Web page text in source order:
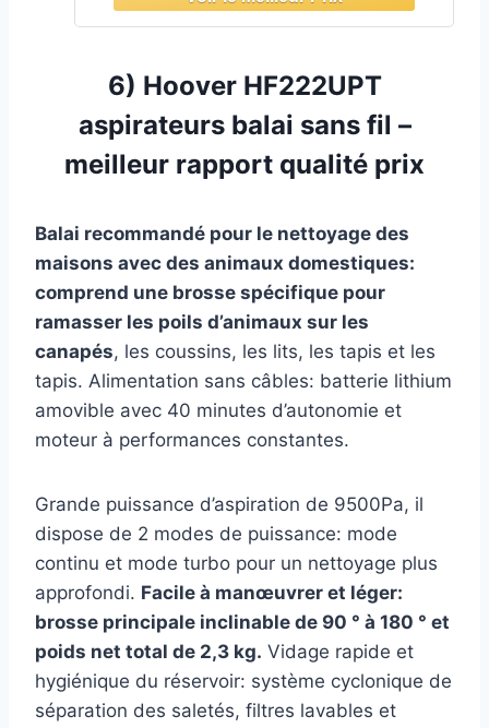
6) Hoover HF222UPT
aspirateurs balai sans fil –
meilleur rapport qualité prix
Balai recommandé pour le nettoyage des
maisons avec des animaux domestiques:
comprend une brosse spécifique pour
ramasser les poils d’animaux sur les
canapés, les coussins, les lits, les tapis et les
tapis. Alimentation sans câbles: batterie lithium
amovible avec 40 minutes d’autonomie et
moteur à performances constantes.
Grande puissance d’aspiration de 9500Pa, il
dispose de 2 modes de puissance: mode
continu et mode turbo pour un nettoyage plus
approfondi. Facile à manœuvrer et léger:
brosse principale inclinable de 90 ° à 180 ° et
poids net total de 2,3 kg. Vidage rapide et
hygiénique du réservoir: système cyclonique de
séparation des saletés, filtres lavables et